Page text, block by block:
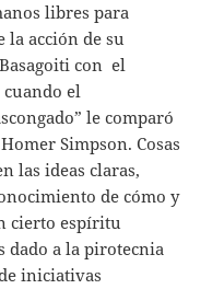
libres para
la acción de su
con el
cuando el
le comparó
Simpson. Cosas
las ideas claras,
de cómo y
cierto espíritu
dado a la pirotecnia
iniciativas